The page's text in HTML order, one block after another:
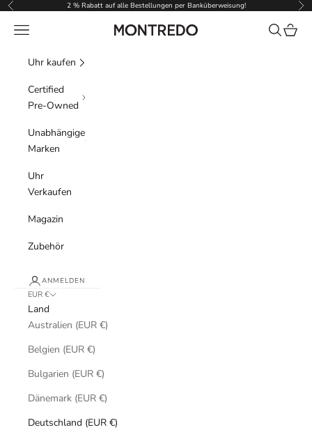
Zum Inhalt springen
Zurück 2 % Rabatt auf alle Bestellungen per Banküberweisung! Vor
Montredo
Menü Suchen
Uhr kaufen
Certified
Pre-Owned
Unabhängige
Marken
Uhr
Verkaufen
Magazin
Zubehör
ANMELDEN
EUR €
Land
Australien (EUR €)
Belgien (EUR €)
Bulgarien (EUR €)
Dänemark (EUR €)
Deutschland (EUR €)